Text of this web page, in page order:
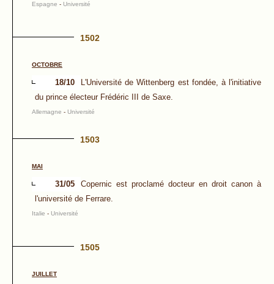
Espagne - Université
1502
OCTOBRE
18/10
L'Université de Wittenberg est fondée, à l'initiative
du prince électeur Frédéric III de Saxe.
Allemagne - Université
1503
MAI
31/05
Copernic est proclamé docteur en droit canon à
l'université de Ferrare.
Italie - Université
1505
JUILLET